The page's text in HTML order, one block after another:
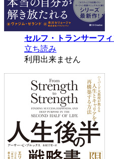
セルフ・トランサーフ
立ち読み
利用出来ません